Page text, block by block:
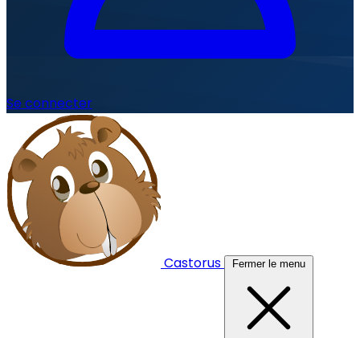
Se connecter
Castorus Fermer le menu